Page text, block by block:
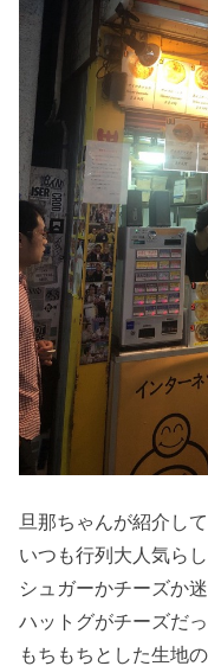
旦那ちゃんが紹介し
いつも行列大人気らし
シュガーかチーズか
ハットグがチーズだ
もちもちとした生地